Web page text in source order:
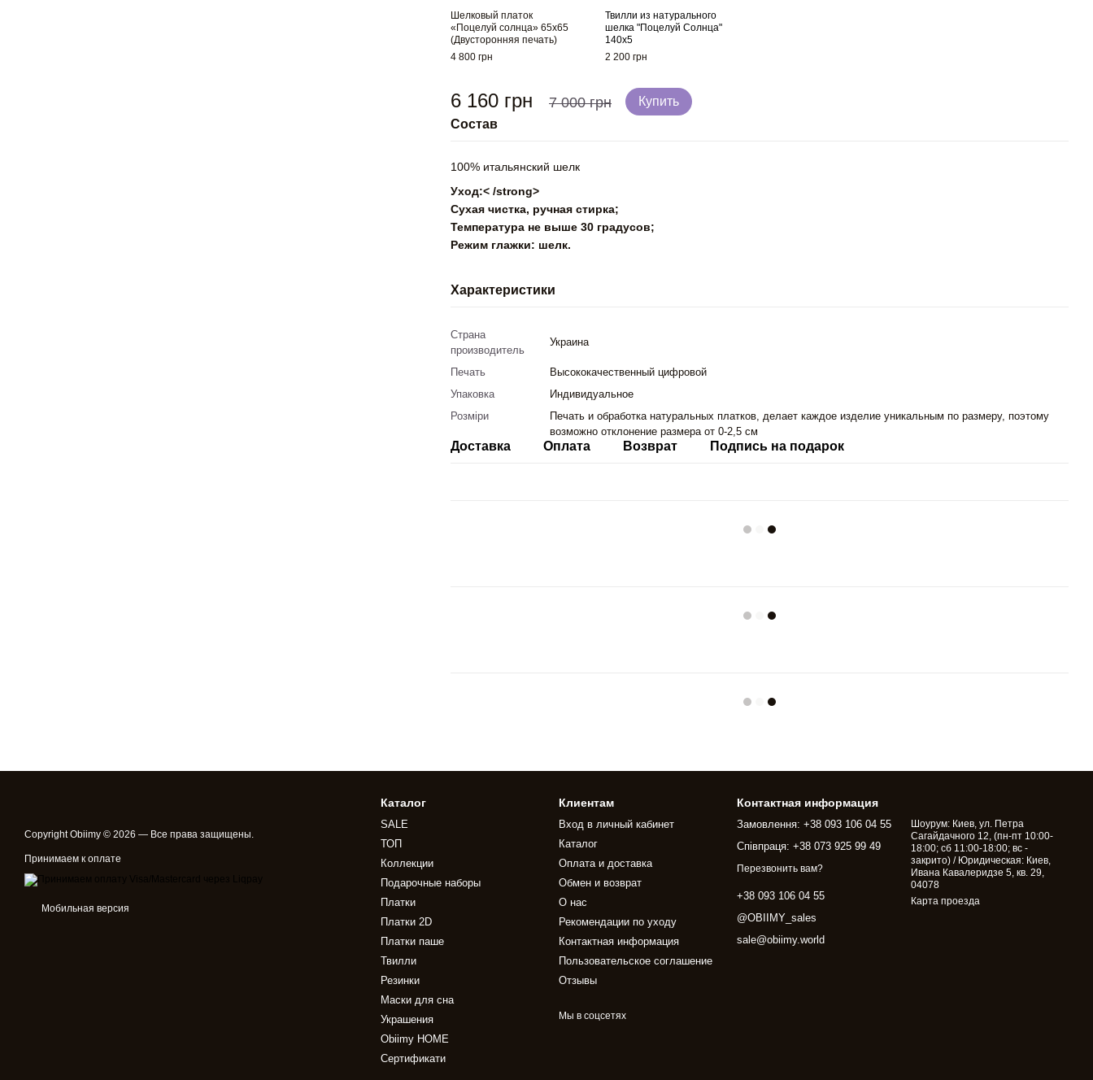
Шелковый платок
«Поцелуй солнца» 65x65
(Двусторонняя печать)
4 800 грн
Твилли из натурального
шелка "Поцелуй Солнца"
140x5
2 200 грн
6 160 грн 7 000 грн Купить
Состав
100% итальянский шелк
Уход:< /strong>
Сухая чистка, ручная стирка;
Температура не выше 30 градусов;
Режим глажки: шелк.
Характеристики
Страна
производитель
Украина
Печать
Высококачественный цифровой
Упаковка
Индивидуальное
Розміри
Печать и обработка натуральных платков, делает каждое изделие уникальным по размеру, поэтому
возможно отклонение размера от 0-2,5 см
Доставка Оплата Возврат Подпись на подарок
Copyright Obiimy © 2026 — Все права защищены.
Принимаем к оплате
Мобильная версия
Каталог
SALE
ТОП
Коллекции
Подарочные наборы
Платки
Платки 2D
Платки паше
Твилли
Резинки
Маски для сна
Украшения
Obiimy HOME
Сертификати
Клиентам
Вход в личный кабинет
Каталог
Оплата и доставка
Обмен и возврат
О нас
Рекомендации по уходу
Контактная информация
Пользовательское соглашение
Отзывы
Мы в соцсетях
Контактная информация
Замовлення: +38 093 106 04 55
Співпраця: +38 073 925 99 49
Перезвонить вам?
+38 093 106 04 55
@OBIIMY_sales
sale@obiimy.world
Шоурум: Киев, ул. Петра
Сагайдачного 12, (пн-пт 10:00-
18:00; сб 11:00-18:00; вс -
закрито) / Юридическая: Киев,
Ивана Кавалеридзе 5, кв. 29,
04078
Карта проезда